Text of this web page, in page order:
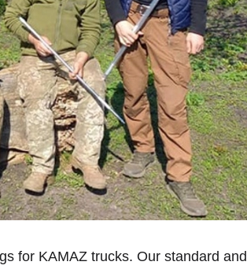
for KAMAZ trucks. Our standard and